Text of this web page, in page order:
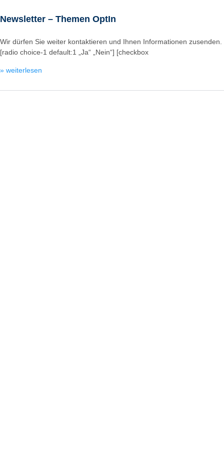
Newsletter – Themen OptIn
Wir dürfen Sie weiter kontaktieren und Ihnen Informationen zusenden.
[radio choice-1 default:1 „Ja“ „Nein“] [checkbox
» weiterlesen